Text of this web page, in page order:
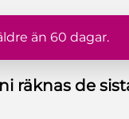
än 60 dagar.
räknas de